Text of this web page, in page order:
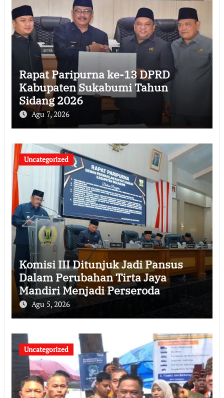
Rapat Paripurna ke-13 DPRD
Kabupaten Sukabumi Tahun
Sidang 2026
Agu 7, 2026
Uncategorized
Komisi III Ditunjuk Jadi Pansus
Dalam Perubahan Tirta Jaya
Mandiri Menjadi Perseroda
Agu 5, 2026
Uncategorized